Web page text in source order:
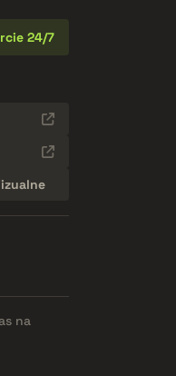
24/7
na